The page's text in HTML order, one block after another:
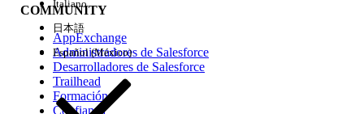
Experiencia
COMMUNITY
AppExchange
Administradores de Salesforce
Desarrolladores de Salesforce
Trailhead
Formación
Confianza
Italiano
日本語
Español (México)